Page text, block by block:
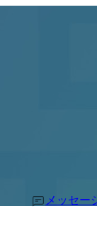
メッセー